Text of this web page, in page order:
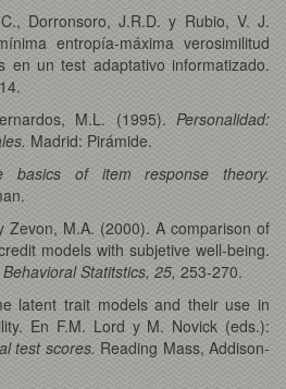
Dorronsoro, J.R.D. y Rubio, V. J.
entropía-máxima verosimilitud
en un test adaptativo informatizado.
M.L. (1995). Personalidad:
Madrid: Pirámide.
basics of item response theory.
Zevon, M.A. (2000). A comparison of
models with subjetive well-being.
Statitstics, 25, 253-270.
latent trait models and their use in
En F.M. Lord y M. Novick (eds.):
test scores. Reading Mass, Addison-